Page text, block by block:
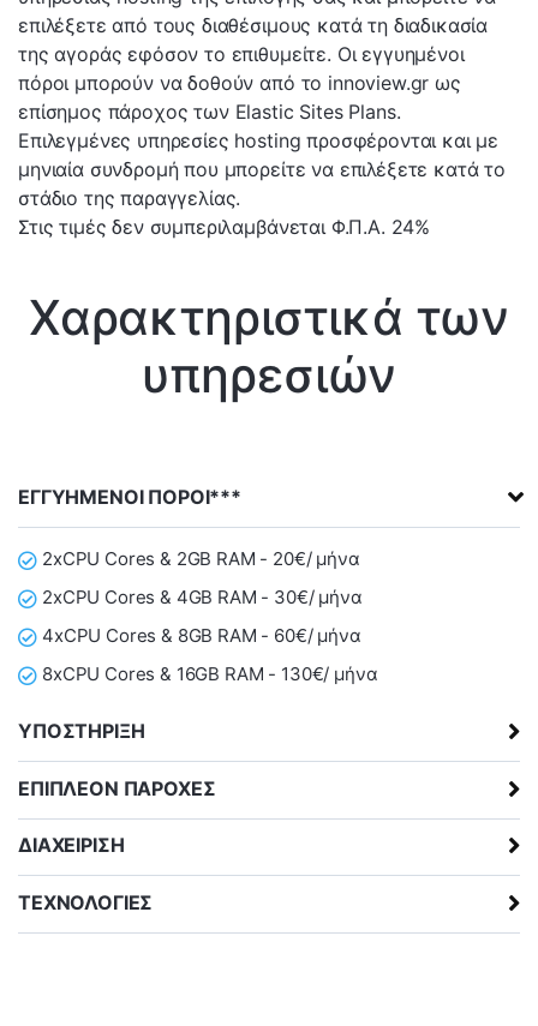
επιλέξετε από τους διαθέσιμους κατά τη διαδικασία
της αγοράς εφόσον το επιθυμείτε. Οι εγγυημένοι
πόροι μπορούν να δοθούν από το innoview.gr ως
επίσημος πάροχος των Elastic Sites Plans.
Επιλεγμένες υπηρεσίες hosting προσφέρονται και με
μηνιαία συνδρομή που μπορείτε να επιλέξετε κατά το
στάδιο της παραγγελίας.
Στις τιμές δεν συμπεριλαμβάνεται Φ.Π.Α. 24%
Χαρακτηριστικά των
υπηρεσιών
ΕΓΓΥΗΜΕΝΟΙ ΠΟΡΟΙ***
2xCPU Cores & 2GB RAM - 20€/ μήνα
2xCPU Cores & 4GB RAM - 30€/ μήνα
4xCPU Cores & 8GB RAM - 60€/ μήνα
8xCPU Cores & 16GB RAM - 130€/ μήνα
ΥΠΟΣΤΗΡΙΞΗ
ΕΠΙΠΛΕΟΝ ΠΑΡΟΧΕΣ
ΔΙΑΧΕΙΡΙΣΗ
ΤΕΧΝΟΛΟΓΙΕΣ